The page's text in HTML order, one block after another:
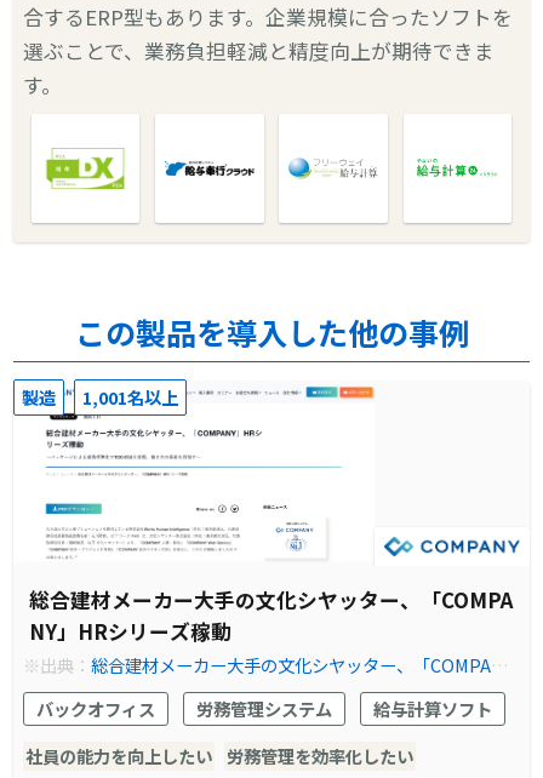
合するERP型もあります。企業規模に合ったソフトを
選ぶことで、業務負担軽減と精度向上が期待できま
す。
この製品を導入した他の事例
製造 1,001名以上
総合建材メーカー大手の文化シヤッター、「COMPA
NY」HRシリーズ稼動
※出典：総合建材メーカー大手の文化シヤッター、「COMPAN
Y」HRシリーズ稼動 | Work Human Intelligence
バックオフィス 労務管理システム
給与計算ソフト
社員の能力を向上したい
労務管理を効率化したい